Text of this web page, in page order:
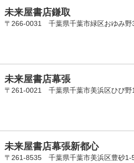
未来屋書店鎌取
〒266-0031 千葉県千葉市緑区おゆみ野
未来屋書店幕張
〒261-0021 千葉県千葉市美浜区ひび
未来屋書店幕張新都心
〒261-8535 千葉県千葉市美浜区豊砂